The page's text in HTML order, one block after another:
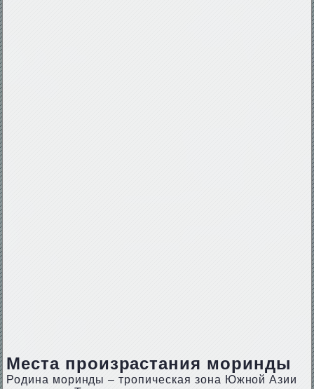
Места произрастания моринды
Родина моринды – тропическая зона Южной Азии